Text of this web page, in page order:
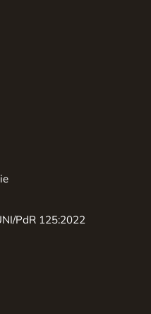
PdR 125:2022